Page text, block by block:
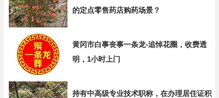
的定点零售药店购药场景？
黄冈市白事丧事一条龙-追悼花圈，收费透
明，1小时上门
持有中高级专业技术职称，在办理居住证积